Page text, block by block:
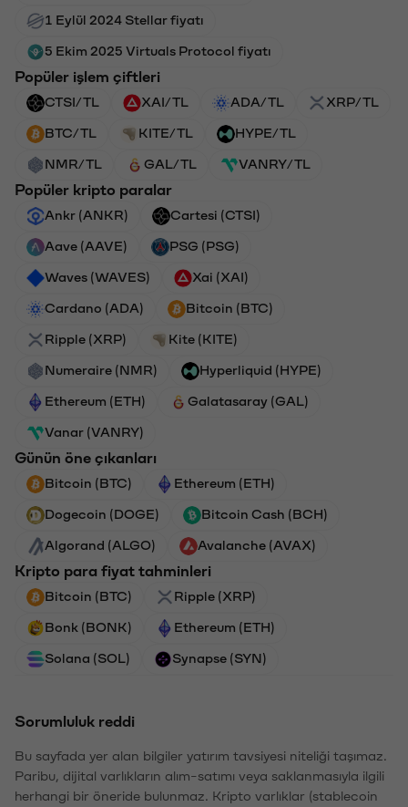
1 Eylül 2024 Stellar fiyatı
5 Ekim 2025 Virtuals Protocol fiyatı
Popüler işlem çiftleri
CTSI/TL XAI/TL ADA/TL XRP/TL
BTC/TL KITE/TL HYPE/TL
NMR/TL GAL/TL VANRY/TL
Popüler kripto paralar
Ankr (ANKR) Cartesi (CTSI)
Aave (AAVE) PSG (PSG)
Waves (WAVES) Xai (XAI)
Cardano (ADA) Bitcoin (BTC)
Ripple (XRP) Kite (KITE)
Numeraire (NMR) Hyperliquid (HYPE)
Ethereum (ETH) Galatasaray (GAL)
Vanar (VANRY)
Günün öne çıkanları
Bitcoin (BTC) Ethereum (ETH)
Dogecoin (DOGE) Bitcoin Cash (BCH)
Algorand (ALGO) Avalanche (AVAX)
Kripto para fiyat tahminleri
Bitcoin (BTC) Ripple (XRP)
Bonk (BONK) Ethereum (ETH)
Solana (SOL) Synapse (SYN)
Sorumluluk reddi
Bu sayfada yer alan bilgiler yatırım tavsiyesi niteliği taşımaz.
Paribu, dijital varlıkların alım-satımı veya saklanmasıyla ilgili
herhangi bir öneride bulunmaz. Kripto varlıklar (stablecoin